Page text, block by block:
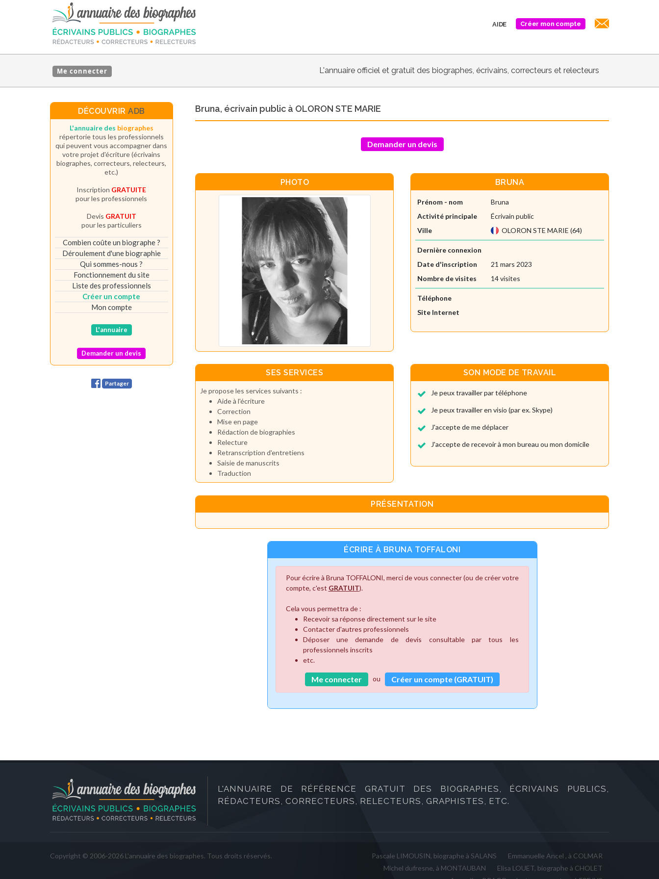
AIDE Créer mon compte
L'annuaire officiel et gratuit des biographes, écrivains, correcteurs et relecteurs
Me connecter
Bruna, écrivain public à OLORON STE MARIE
Demander un devis
PHOTO BRUNA
Prénom - nom
Bruna
Activité principale
Écrivain public
Ville
OLORON STE MARIE (64)
Dernière connexion
Date d'inscription
21 mars 2023
Nombre de visites
14 visites
Téléphone
Site Internet
SES SERVICES
Je propose les services suivants :
Aide à l'écriture
Correction
Mise en page
Rédaction de biographies
Relecture
Retranscription d'entretiens
Saisie de manuscrits
Traduction
SON MODE DE TRAVAIL
Je peux travailler par téléphone
Je peux travailler en visio (par ex. Skype)
J'accepte de me déplacer
J'accepte de recevoir à mon bureau ou mon domicile
PRÉSENTATION
ÉCRIRE À BRUNA TOFFALONI
Pour écrire à Bruna TOFFALONI, merci de vous connecter (ou de créer votre
compte, c'est GRATUIT).
Cela vous permettra de :
Recevoir sa réponse directement sur le site
Contacter d'autres professionnels
Déposer une demande de devis consultable par tous les
professionnels inscrits
etc.
Me connecter ou Créer un compte (GRATUIT)
DÉCOUVRIRADB
L'annuaire des biographes
répertorie tous les professionnels
qui peuvent vous accompagner dans
votre projet d'écriture (écrivains
biographes, correcteurs, relecteurs,
etc.)
Inscription GRATUITE
pour les professionnels
Devis GRATUIT
pour les particuliers
Combien coûte un biographe ?
Déroulement d'une biographie
Qui sommes-nous ?
Fonctionnement du site
Liste des professionnels
Créer un compte
Mon compte
L'annuaire
Demander un devis
Partager
L'ANNUAIRE DE RÉFÉRENCE GRATUIT DES BIOGRAPHES, ÉCRIVAINS PUBLICS,
RÉDACTEURS, CORRECTEURS, RELECTEURS, GRAPHISTES, ETC.
Copyright © 2006-2026 L'annuaire des biographes. Tous droits réservés. Pascale LIMOUSIN, biographe à SALANS
Emmanuelle Ancel , à COLMAR
Michel dufresne, à MONTAUBAN
Elisa LOUET, biographe à CHOLET